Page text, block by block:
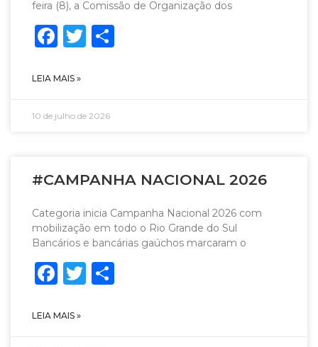
feira (8), a Comissão de Organização dos
Facebook
Twitter
LEIA MAIS »
10 de julho de 2026
#CAMPANHA NACIONAL 2026
Categoria inicia Campanha Nacional 2026 com
mobilização em todo o Rio Grande do Sul
Bancários e bancárias gaúchos marcaram o
Facebook
Twitter
LEIA MAIS »